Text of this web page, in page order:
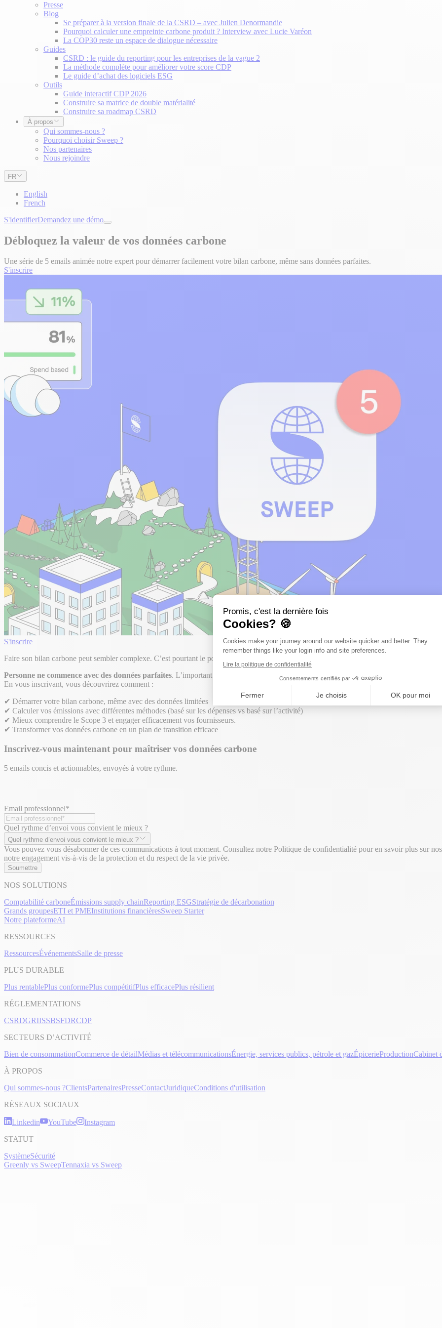
Promis, c'est la dernière fois
Cookies? 🍪
Plateforme de Gestion du
Cookies make your journey around our website quicker and better. They
remember things like your login info and site preferences.
Lire la politique de confidentialité
Consentements certifiés par
Fermer Je choisis OK pour moi
Axeptio consent
Presse
Blog
Se préparer à la version finale de la CSRD – avec Julien Denormandie
Pourquoi calculer une empreinte carbone produit ? Interview avec Lucie Varéon
La COP30 reste un espace de dialogue nécessaire
Guides
CSRD : le guide du reporting pour les entreprises de la vague 2
La méthode complète pour améliorer votre score CDP
Le guide d’achat des logiciels ESG
Outils
Guide interactif CDP 2026
Construire sa matrice de double matérialité
Construire sa roadmap CSRD
À propos
Qui sommes-nous ?
Pourquoi choisir Sweep ?
Nos partenaires
Nous rejoindre
FR
English
French
S'identifierDemandez une démo
Débloquez la valeur de vos données carbone
Une série de 5 emails animée notre expert pour démarrer facilement votre bilan carbone, même sans données parfaites.
S'inscrire
S'inscrire
Faire son bilan carbone peut sembler complexe. C’est pourtant le point de départ de toute stratégie de réduction d’émissions carbone.
Personne ne commence avec des données parfaites. L’important est de faire évoluer la maturité de vos données au fil du temps.
En vous inscrivant, vous découvrirez comment :
✔ Démarrer votre bilan carbone, même avec des données limitées
✔ Calculer vos émissions avec différentes méthodes (basé sur les dépenses vs basé sur l’activité)
✔ Mieux comprendre le Scope 3 et engager efficacement vos fournisseurs.
✔ Transformer vos données carbone en un plan de transition efficace
Inscrivez-vous maintenant pour maîtriser vos données carbone
5 emails concis et actionnables, envoyés à votre rythme.
Email professionnel*
Quel rythme d’envoi vous convient le mieux ?
Quel rythme d’envoi vous convient le mieux ?
Vous pouvez vous désabonner de ces communications à tout moment. Consultez notre Politique de confidentialité pour en savoir plus sur
notre engagement vis-à-vis de la protection et du respect de la vie privée.
Soumettre
NOS SOLUTIONS
Comptabilité carboneÉmissions supply chainReporting ESGStratégie de décarbonation
Grands groupesETI et PMEInstitutions financièresSweep Starter
Notre plateformeAI
RESSOURCES
RessourcesÉvénementsSalle de presse
PLUS DURABLE
Plus rentablePlus conformePlus compétitifPlus efficacePlus résilient
RÉGLEMENTATIONS
CSRDGRIISSBSFDRCDP
SECTEURS D’ACTIVITÉ
Bien de consommationCommerce de détailMédias et télécommunicationsÉnergie, services publics, pétrole et gazÉpicerieProductionCabinet
À PROPOS
Qui sommes-nous ?ClientsPartenairesPresseContactJuridiqueConditions d'utilisation
RÉSEAUX SOCIAUX
Linkedin YouTube
Instagram
STATUT
SystèmeSécurité
Greenly vs SweepTennaxia vs Sweep